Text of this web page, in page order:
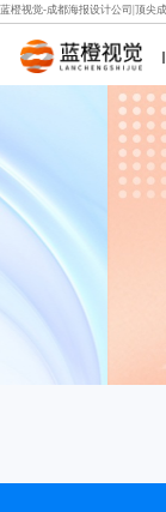
蓝橙视觉-成都海报设计公司|顶尖